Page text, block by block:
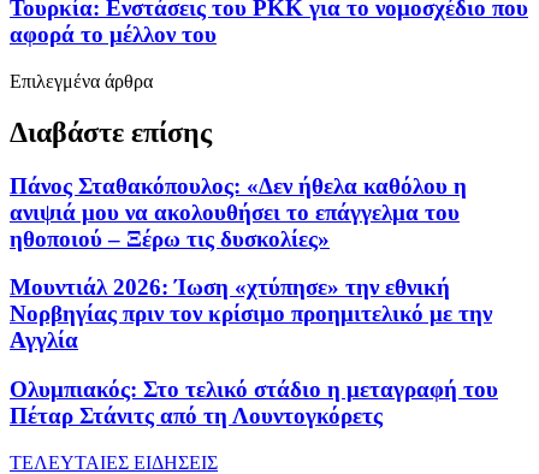
Τουρκία: Ενστάσεις του PKK για το νομοσχέδιο που
αφορά το μέλλον του
Επιλεγμένα άρθρα
Διαβάστε επίσης
Πάνος Σταθακόπουλος: «Δεν ήθελα καθόλου η
ανιψιά μου να ακολουθήσει το επάγγελμα του
ηθοποιού – Ξέρω τις δυσκολίες»
Μουντιάλ 2026: Ίωση «χτύπησε» την εθνική
Νορβηγίας πριν τον κρίσιμο προημιτελικό με την
Αγγλία
Ολυμπιακός: Στο τελικό στάδιο η μεταγραφή του
Πέταρ Στάνιτς από τη Λουντογκόρετς
ΤΕΛΕΥΤΑΙΕΣ ΕΙΔΗΣΕΙΣ